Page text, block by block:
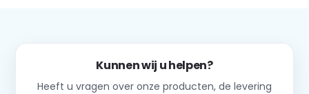
Kunnen wij u helpen?
Heeft u vragen over onze producten, de levering